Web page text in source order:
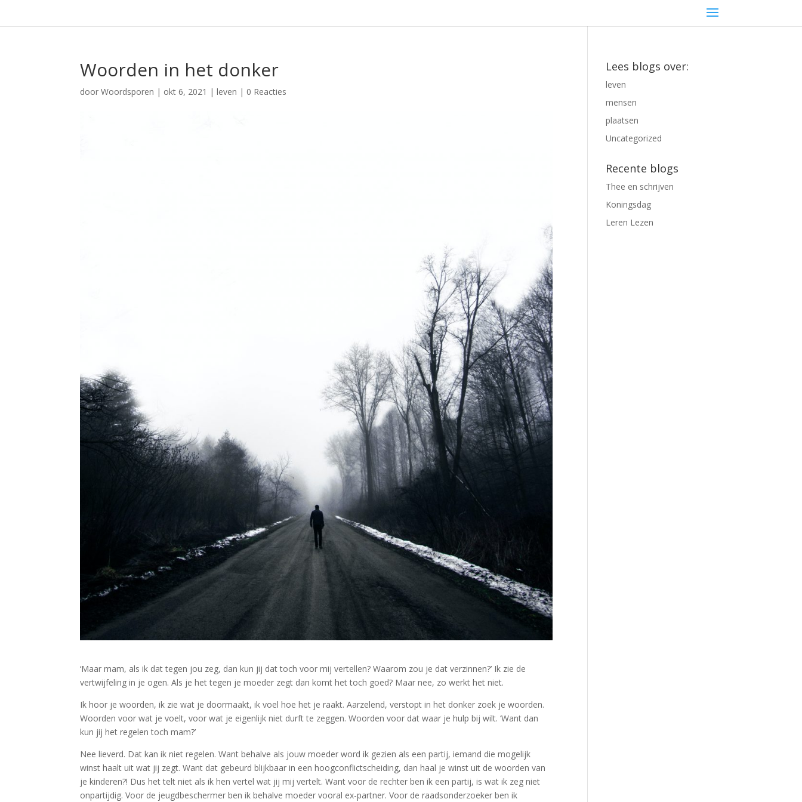
Woorden in het donker
doorWoordsporen | okt 6, 2021 |leven | 0 Reacties
‘Maar mam, als ik dat tegen jou zeg, dan kun jij dat toch voor mij vertellen? Waarom zou je dat verzinnen?’ Ik zie de
vertwijfeling in je ogen. Als je het tegen je moeder zegt dan komt het toch goed? Maar nee, zo werkt het niet.
Ik hoor je woorden, ik zie wat je doormaakt, ik voel hoe het je raakt. Aarzelend, verstopt in het donker zoek je woorden.
Woorden voor wat je voelt, voor wat je eigenlijk niet durft te zeggen. Woorden voor dat waar je hulp bij wilt. ‘Want dan
kun jij het regelen toch mam?’
Nee lieverd. Dat kan ik niet regelen. Want behalve als jouw moeder word ik gezien als een partij, iemand die mogelijk
winst haalt uit wat jij zegt. Want dat gebeurd blijkbaar in een hoogconflictscheiding, dan haal je winst uit de woorden van
je kinderen?! Dus het telt niet als ik hen vertel wat jij mij vertelt. Want voor de rechter ben ik een partij, is wat ik zeg niet
onpartijdig. Voor de jeugdbeschermer ben ik behalve moeder vooral ex-partner. Voor de raadsonderzoeker ben ik
Lees blogs over:
leven
mensen
plaatsen
Uncategorized
Recente blogs
Thee en schrijven
Koningsdag
Leren Lezen